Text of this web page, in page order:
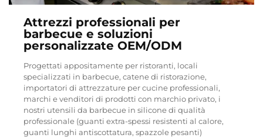
Attrezzi professionali per
barbecue e soluzioni
personalizzate OEM/ODM
Progettati appositamente per ristoranti, locali
specializzati in barbecue, catene di ristorazione,
importatori di attrezzature per cucine professionali,
marchi e venditori di prodotti con marchio privato, i
nostri utensili da barbecue in silicone di qualità
professionale (guanti extra-spessi resistenti al calore,
guanti lunghi antiscottatura, spazzole pesanti)